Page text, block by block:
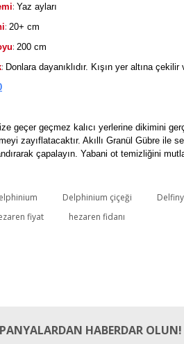
: Yaz ayları
: 20+ cm
: 200 cm
: Donlara dayanıklıdır. Kışın yer altına
geçer geçmez kalıcı yerlerine dikimini
zayıflatacaktır. Akıllı Granül Gübre ile
çapalayın. Yabani ot temizliğini
Delphinium çiçeği
fiyat
hezaren fidanı
HABERDAR OLUN!